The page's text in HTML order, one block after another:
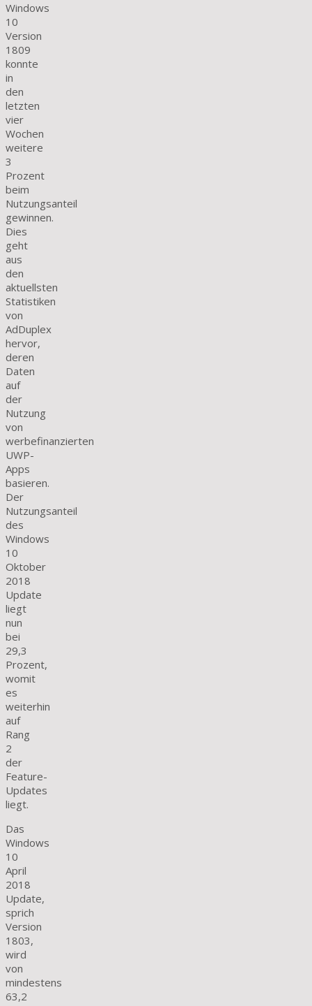
Windows
10
Version
1809
konnte
in
den
letzten
vier
Wochen
weitere
3
Prozent
beim
Nutzungsanteil
gewinnen.
Dies
geht
aus
den
aktuellsten
Statistiken
von
AdDuplex
hervor,
deren
Daten
auf
der
Nutzung
von
werbefinanzierten
UWP-
Apps
basieren.
Der
Nutzungsanteil
des
Windows
10
Oktober
2018
Update
liegt
nun
bei
29,3
Prozent,
womit
es
weiterhin
auf
Rang
2
der
Feature-
Updates
liegt.
Das
Windows
10
April
2018
Update,
sprich
Version
1803,
wird
von
mindestens
63,2